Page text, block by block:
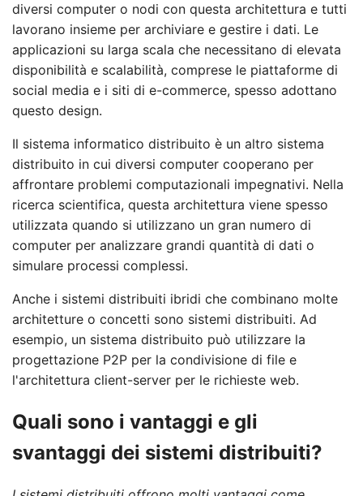
diversi computer o nodi con questa architettura e tutti
lavorano insieme per archiviare e gestire i dati. Le
applicazioni su larga scala che necessitano di elevata
disponibilità e scalabilità, comprese le piattaforme di
social media e i siti di e-commerce, spesso adottano
questo design.
Il sistema informatico distribuito è un altro sistema
distribuito in cui diversi computer cooperano per
affrontare problemi computazionali impegnativi. Nella
ricerca scientifica, questa architettura viene spesso
utilizzata quando si utilizzano un gran numero di
computer per analizzare grandi quantità di dati o
simulare processi complessi.
Anche i sistemi distribuiti ibridi che combinano molte
architetture o concetti sono sistemi distribuiti. Ad
esempio, un sistema distribuito può utilizzare la
progettazione P2P per la condivisione di file e
l'architettura client-server per le richieste web.
Quali sono i vantaggi e gli
svantaggi dei sistemi distribuiti?